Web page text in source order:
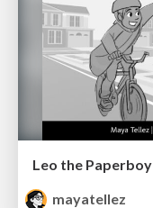
Leo the Paperboy
mayatellez